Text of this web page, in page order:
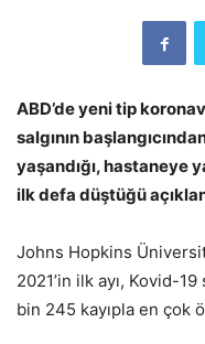
ABD’de yeni tip
salgının
yaşandığı, hastaneye
ilk defa düştüğü
Johns Hopkins
2021’in ilk ayı, Kovid-19
bin 245 kayıpla en çok